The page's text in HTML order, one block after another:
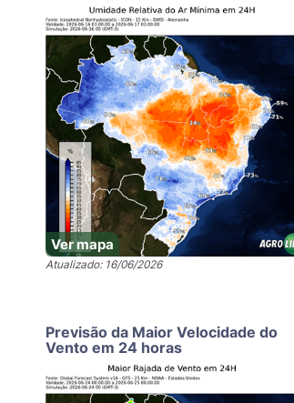
Ver mapa
Atualizado: 16/06/2026
Previsão da Maior Velocidade do
Vento em 24 horas